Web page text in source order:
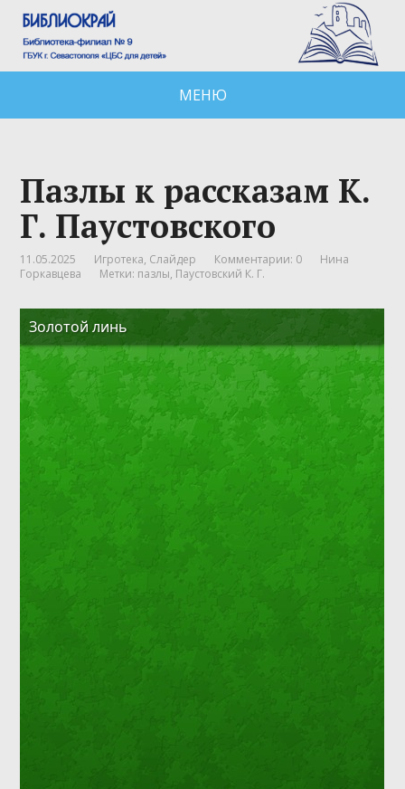
МЕНЮ
Пазлы к рассказам К.
Г. Паустовского
11.05.2025 Игротека, Слайдер Комментарии: 0
Нина
Горкавцева
Метки: пазлы, Паустовский К. Г.